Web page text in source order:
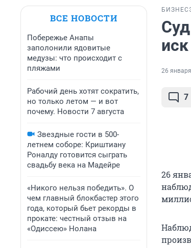
ВСЕ НОВОСТИ
Побережье Анапы
заполонили ядовитые
медузы: что происходит с
пляжами
Рабочий день хотят сократить,
но только летом — и вот
почему. Новости 7 августа
Звездные гости в 500-
летнем соборе: Криштиану
Роналду готовится сыграть
свадьбу века на Мадейре
«Никого нельзя победить». О
чем главный блокбастер этого
года, который бьет рекорды в
прокате: честный отзыв на
«Одиссею» Нолана
БИЗНЕС
26
7
26